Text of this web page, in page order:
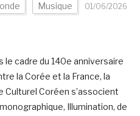
Musique
01/06/2026
le cadre du 140e anniversaire
la Corée et la France, la
Culturel Coréen s’associent
Illumination, de